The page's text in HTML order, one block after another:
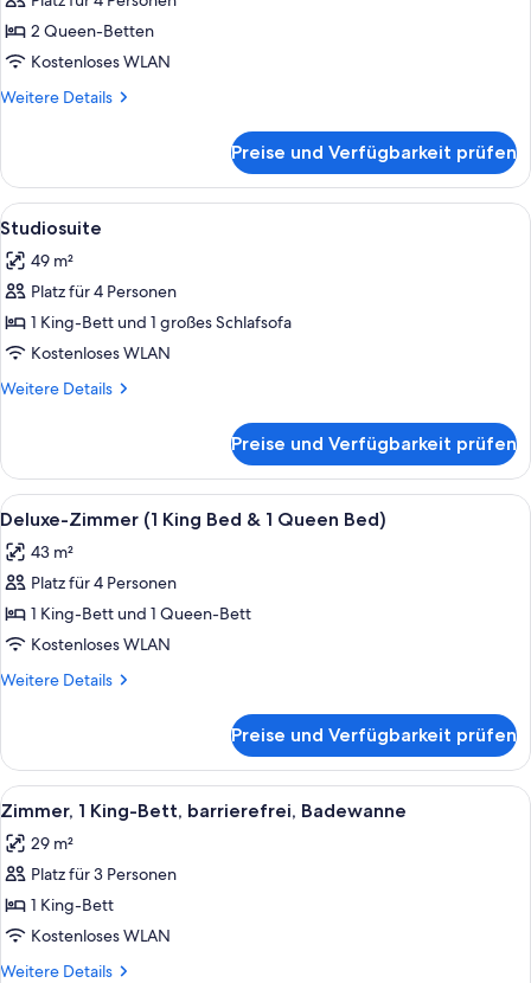
2 Queen-
Betten
anzeigen
2 Queen-Betten
Kostenloses WLAN
Weitere Details
Weitere
2 Queen-
Betten
Preise und Verfügbarkeit prüfen
Alle
Fotos
für
Studiosuite
anzeigen
Ein Hotelzimmer mit einem Bett,
3
Studiosuite
49 m²
Platz für 4 Personen
1 King-Bett und 1 großes Schlafsofa
Kostenloses WLAN
Weitere Details
Weitere
Preise und Verfügbarkeit prüfen
Alle
Fotos
für
Deluxe-
Zimmer
(1
King
1
Queen
Bed)
anzeigen
Eine Hand hält einen gelben Föhn
3
Deluxe-Zimmer (1 King Bed & 1 Queen Bed)
43 m²
Platz für 4 Personen
1 King-Bett und 1 Queen-Bett
Kostenloses WLAN
Weitere Details
Weitere
Zimmer
(1
King
&
Bed)
Preise und Verfügbarkeit prüfen
Alle
Fotos
für
Zimmer,
1 King-
Bett,
barrierefrei,
Eine Hand hält einen gelben Föhn
2
Zimmer, 1 King-Bett, barrierefrei, Badewanne
29 m²
Platz für 3 Personen
1 King-Bett
Kostenloses WLAN
Weitere Details
Weitere